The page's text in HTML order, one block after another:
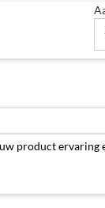
product ervaring